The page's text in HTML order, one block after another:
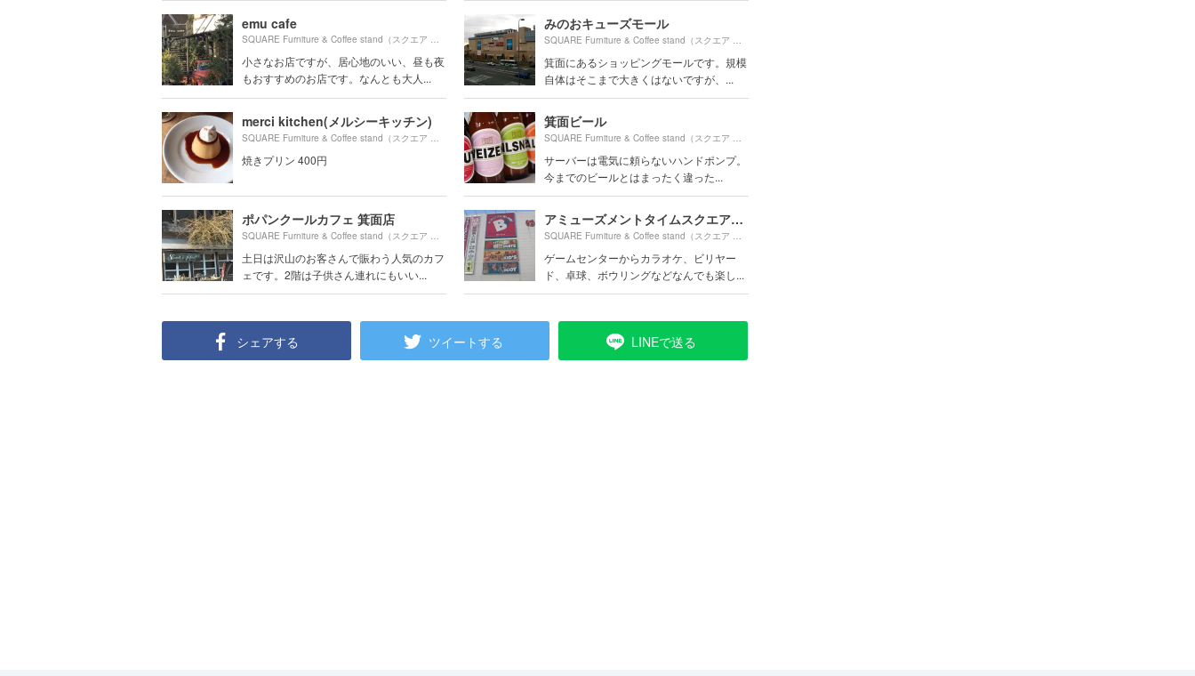
emu cafe
SQUARE Furniture & Coffee stand（スクエア ファニチャー コーヒー スタンド）より約 1720m （徒歩29分）
小さなお店ですが、居心地のいい、昼も夜
もおすすめのお店です。なんとも大人...
みのおキューズモール
SQUARE Furniture & Coffee stand（スクエア ファニチャー コーヒー スタンド）より約
箕面にあるショッピングモールです。規模
自体はそこまで大きくはないですが、...
merci kitchen(メルシーキッチン)
SQUARE Furniture & Coffee stand（スクエア ファニチャー コーヒー スタンド）より約 250m （徒歩5分）
焼きプリン 400円
箕面ビール
SQUARE Furniture & Coffee stand（スクエア ファニチャー コーヒー スタンド）より約
サーバーは電気に頼らないハンドポンプ。
今までのビールとはまったく違った...
ポパンクールカフェ 箕面店
SQUARE Furniture & Coffee stand（スクエア ファニチャー コーヒー スタンド）より約 190m （徒歩4分）
土日は沢山のお客さんで賑わう人気のカフ
ェです。2階は子供さん連れにもいい...
アミューズメントタイムスクエアＢｂ 箕面船場店
SQUARE Furniture & Coffee stand（スクエア ファニチャー コーヒー スタンド）より約
ゲームセンターからカラオケ、ビリヤー
ド、卓球、ボウリングなどなんでも楽し...
シェアする ツイートする LINEで送る